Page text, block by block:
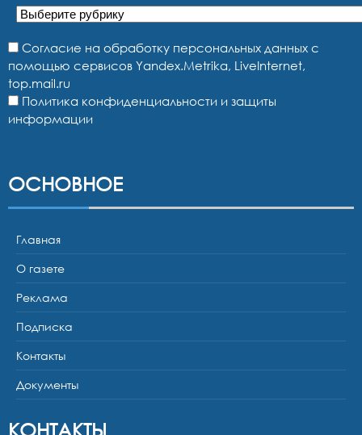
Рубрики
Согласие на обработку персональных данных с
помощью сервисов Yandex.Metrika, LiveInternet,
top.mail.ru
Политика конфиденциальности и защиты
информации
ОСНОВНОЕ
Главная
О газете
Реклама
Подписка
Контакты
Документы
КОНТАКТЫ